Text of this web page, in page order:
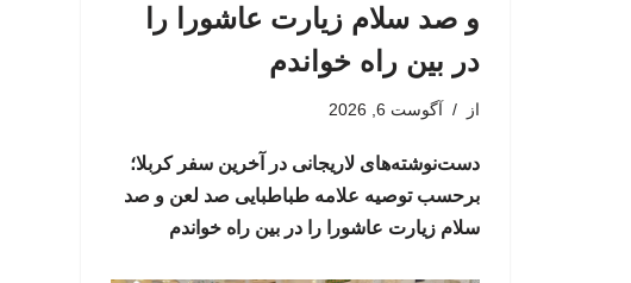
و صد سلام زیارت عاشورا را
در بین راه خواندم
از آگوست 6, 2026
دست‌نوشته‌های لاریجانی در آخرین سفر کربلا؛
برحسب توصیه علامه طباطبایی صد لعن و صد
سلام زیارت عاشورا را در بین راه خواندم